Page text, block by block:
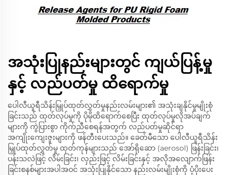
အသုံးပြုနည်းများတွင် ကျယ်ပြန့်မှု
နှင့် လည်ပတ်မှု ထိရောက်မှု
ပေါလီယူရီသိန်းမြှုပ်ထုတ်လွှတ်မှုနည်းလမ်းများ၏ အသုံးချနိုင်မှုမျိုးစုံ
ခြင်းသည် ထုတ်လုပ်မှုကို ပိုမိုထိရောက်စေပြီး ထုတ်လုပ်မှုလိုအပ်ချက်
များကို ကွဲပြားစွာ ကိုက်ညီစေရန်အတွက် လည်ပတ်မှုဆိုင်ရာ
အကျိုးကျေးဇူးများကို ဖန်တီးပေးသည်။ ခေတ်မီသော ပေါလီယူရီသိန်း
မြှုပ်ထုတ်လွှတ်မှု ထုတ်ကုန်များသည် အော်ရိုဆော (aerosol) ဖြန်းခြင်း၊
ပန်းသလဲဖြင့် လိမ်းခြင်း၊ လှည်းဖြင့် လိမ်းခြင်းနှင့် အလိုအလျောက်ဖြန်း
ခြင်းစနစ်များအပါအဝင် အသုံးပြုနိုင်သော နည်းလမ်းမျိုးစုံကို ပံ့ပိုးပေး